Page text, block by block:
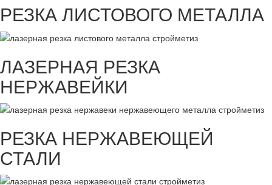
РЕЗКА ЛИСТОВОГО МЕТАЛЛА
ЛАЗЕРНАЯ РЕЗКА
НЕРЖАВЕЙКИ
РЕЗКА НЕРЖАВЕЮЩЕЙ
СТАЛИ